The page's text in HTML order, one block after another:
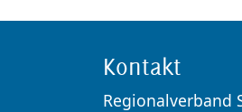
Kontakt
Regionalverband